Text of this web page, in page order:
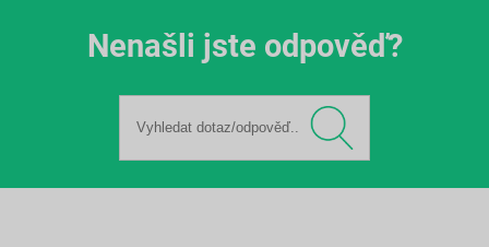
Nenašli jste odpověď?